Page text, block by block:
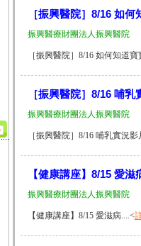
［振興醫院］8/16 如
振興醫療財團法人振興醫院
［振興醫院］8/16 如何知道
［振興醫院］8/16 哺
振興醫療財團法人振興醫院
［振興醫院］8/16 哺乳實況
【健康講座】8/15 愛滋
振興醫療財團法人振興醫院
【健康講座】8/15 愛滋病....<